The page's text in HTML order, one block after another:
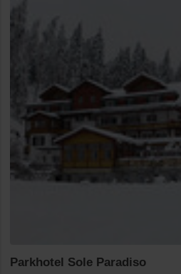
Parkhotel Sole Paradiso